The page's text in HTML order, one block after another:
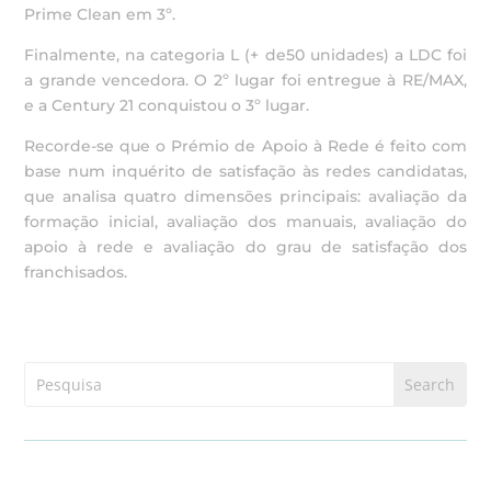
Prime Clean em 3º.
Finalmente, na categoria L (+ de50 unidades) a LDC foi
a grande vencedora. O 2º lugar foi entregue à RE/MAX,
e a Century 21 conquistou o 3º lugar.
Recorde-se que o Prémio de Apoio à Rede é feito com
base num inquérito de satisfação às redes candidatas,
que analisa quatro dimensões principais: avaliação da
formação inicial, avaliação dos manuais, avaliação do
apoio à rede e avaliação do grau de satisfação dos
franchisados.